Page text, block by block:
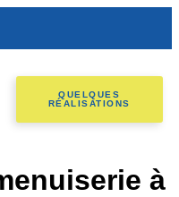
QUELQUES
RÉALISATIONS
à